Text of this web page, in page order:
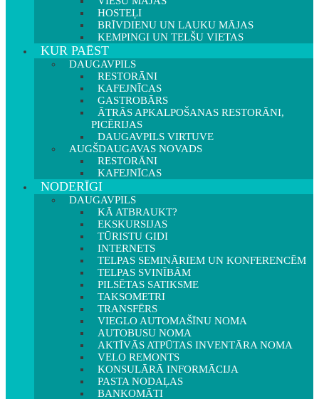
HOSTEĻI
BRĪVDIENU UN LAUKU MĀJAS
KEMPINGI UN TELŠU VIETAS
KUR PAĒST
DAUGAVPILS
RESTORĀNI
KAFEJNĪCAS
GASTROBĀRS
ĀTRĀS APKALPOŠANAS RESTORĀNI,
PICĒRIJAS
DAUGAVPILS VIRTUVE
AUGŠDAUGAVAS NOVADS
RESTORĀNI
KAFEJNĪCAS
NODERĪGI
DAUGAVPILS
KĀ ATBRAUKT?
EKSKURSIJAS
TŪRISTU GIDI
INTERNETS
TELPAS SEMINĀRIEM UN KONFERENCĒM
TELPAS SVINĪBĀM
PILSĒTAS SATIKSME
TAKSOMETRI
TRANSFĒRS
VIEGLO AUTOMAŠĪNU NOMA
AUTOBUSU NOMA
AKTĪVĀS ATPŪTAS INVENTĀRA NOMA
VELO REMONTS
KONSULĀRĀ INFORMĀCIJA
PASTA NODAĻAS
BANKOMĀTI